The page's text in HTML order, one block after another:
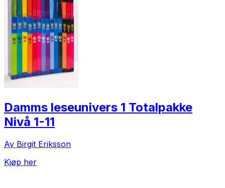
Damms leseunivers 1 Totalpakke
Nivå 1-11
Av Birgit Eriksson
Kjøp her